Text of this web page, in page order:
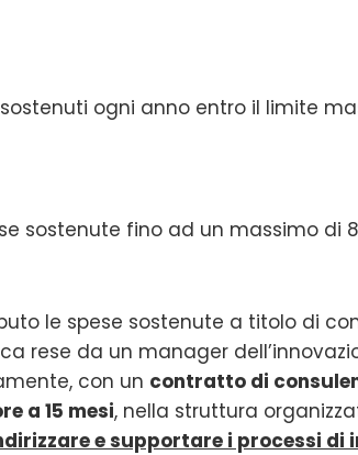
ogni anno entro il limite
sostenute fino ad un massimo di
le spese sostenute a titolo di
rese da un manager
con un contratto di
a 15 mesi, nella struttura
e supportare i processi di